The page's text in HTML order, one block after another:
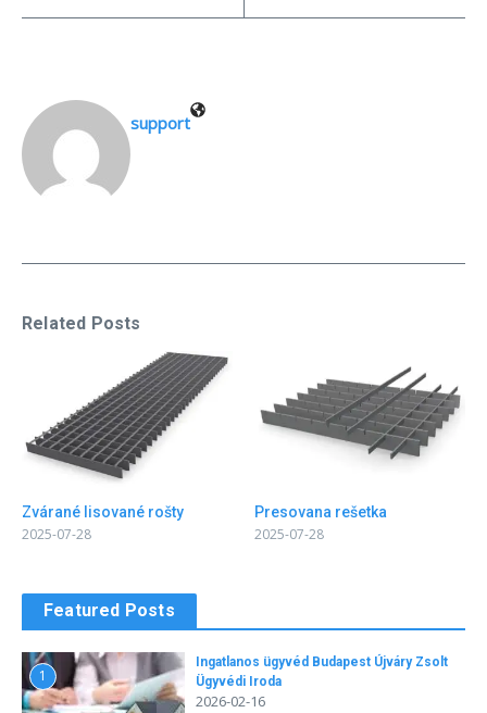
support
Related Posts
Zvárané lisované rošty
2025-07-28
Presovana rešetka
2025-07-28
Featured Posts
1
Ingatlanos ügyvéd Budapest Újváry Zsolt
Ügyvédi Iroda
2026-02-16